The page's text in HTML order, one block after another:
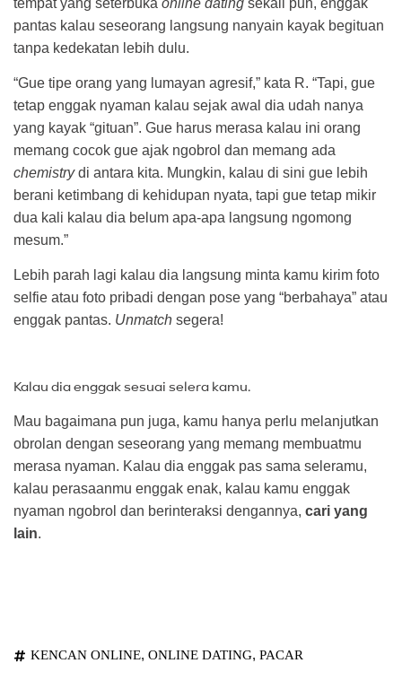
pantas kalau seseorang langsung nanyain kayak begituan
tanpa kedekatan lebih dulu.
“Gue tipe orang yang lumayan agresif,” kata R. “Tapi, gue
tetap enggak nyaman kalau sejak awal dia udah nanya
yang kayak “gituan”. Gue harus merasa kalau ini orang
memang cocok gue ajak ngobrol dan memang ada
chemistrydi antara kita. Mungkin, kalau di sini gue lebih
berani ketimbang di kehidupan nyata, tapi gue tetap mikir
dua kali kalau dia belum apa-apa langsung ngomong
mesum.”
Lebih parah lagi kalau dia langsung minta kamu kirim foto
selfie atau foto pribadi dengan pose yang “berbahaya” atau
enggak pantas. Unmatch segera!
Kalau dia enggak sesuai selera kamu.
Mau bagaimana pun juga, kamu hanya perlu melanjutkan
obrolan dengan seseorang yang memang membuatmu
merasa nyaman. Kalau dia enggak pas sama seleramu,
kalau perasaanmu enggak enak, kalau kamu enggak
nyaman ngobrol dan berinteraksi dengannya, cari yang
lain.
KENCAN ONLINE, ONLINE DATING, PACAR